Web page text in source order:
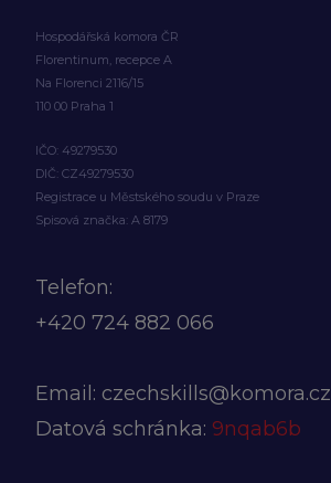
Hospodářská komora ČR
Florentinum, recepce A
Na Florenci 2116/15
110 00 Praha 1
IČO: 49279530
DIČ: CZ49279530
Registrace u Městského soudu v Praze
Spisová značka: A 8179
Telefon:
+420 724 882 066
Email: czechskills@komora.cz
Datová schránka: 9nqab6b